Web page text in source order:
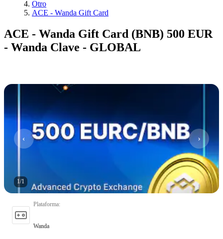
Otro
ACE - Wanda Gift Card
ACE - Wanda Gift Card (BNB) 500 EUR
- Wanda Clave - GLOBAL
1/1
Plataforma:
Wanda